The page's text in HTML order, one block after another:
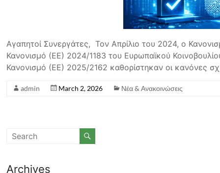
Αγαπητοί Συνεργάτες, Τον Απρίλιο του 2024, ο
Κανονισμό (ΕΕ) 2024/1183 του Ευρωπαϊκού
Κανονισμό (ΕΕ) 2025/2162 καθορίστηκαν οι κανόνες
admin March 2, 2026 Νέα & Ανακοινώσεις
Archives